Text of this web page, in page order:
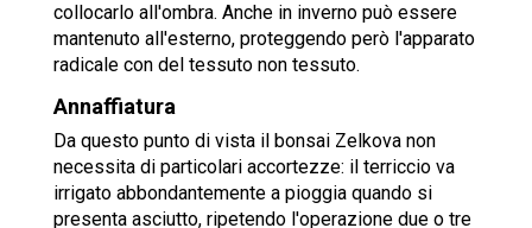
collocarlo all'ombra. Anche in inverno può essere
mantenuto all'esterno, proteggendo però l'apparato
radicale con del tessuto non tessuto.
Annaffiatura
Da questo punto di vista il bonsai Zelkova non
necessita di particolari accortezze: il terriccio va
irrigato abbondantemente a pioggia quando si
presenta asciutto, ripetendo l'operazione due o tre